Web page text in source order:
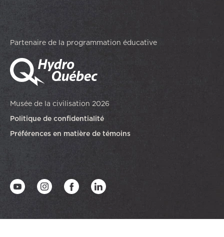
Partenaire de la programmation éducative
Musée de la civilisation 2026
Politique de confidentialité
Préférences en matière de témoins